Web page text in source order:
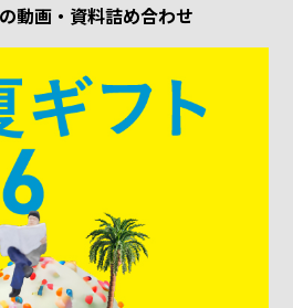
動画・資料詰め合わせ